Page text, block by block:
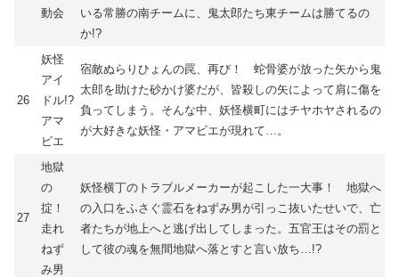
動会
いる常勝の南チームに、鬼太郎たち東チームは勝てるの
か!?
26
妖怪
アイ
ドル!?
アマ
ビエ
宿敵ぬらりひょんの罠、再び！ 蛇骨婆が放った矢から鬼
太郎を助けた砂かけ婆だが、皆殺しの矢によって肩に傷を
負ってしまう。そんな中、妖怪横町にはチヤホヤされるの
が大好きな妖怪・アマビエが現れて…。
27
地獄
の
掟！
走れ
ねず
み男
妖怪横丁のトラブルメーカーが起こした一大事！ 地獄へ
の入口をふさぐ霊石をねずみ男が引っこ抜いたせいで、亡
者たちが地上へと逃げ出してしまった。五官王はその罰と
して彼の魂を無間地獄へ落とすと言い放ち…!?